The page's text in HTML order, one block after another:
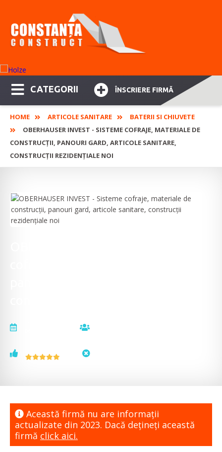
CATEGORII ÎNSCRIERE FIRMĂ
HOME ARTICOLE SANITARE
BATERII SI CHIUVETE
OBERHAUSER INVEST - SISTEME COFRAJE, MATERIALE DE
CONSTRUCȚII, PANOURI GARD, ARTICOLE SANITARE,
CONSTRUCȚII REZIDENȚIALE NOI
Această firmă nu are informaţii
actualizate din 2023. Dacă dețineți această
firmă click aici.